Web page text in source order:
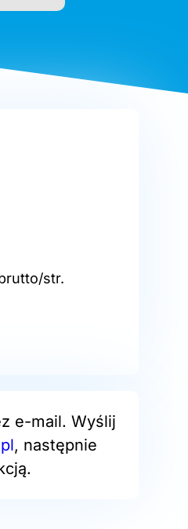
str.
e-mail. Wyślij
, następnie